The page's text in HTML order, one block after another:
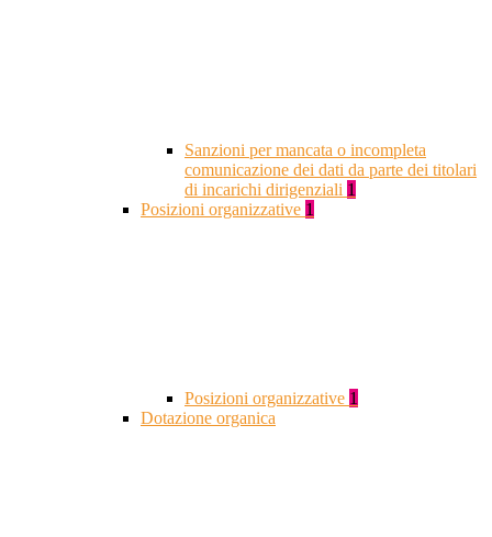
Sanzioni per mancata o incompleta
comunicazione dei dati da parte dei titolari
di incarichi dirigenziali 1
Posizioni organizzative 1
Posizioni organizzative 1
Dotazione organica